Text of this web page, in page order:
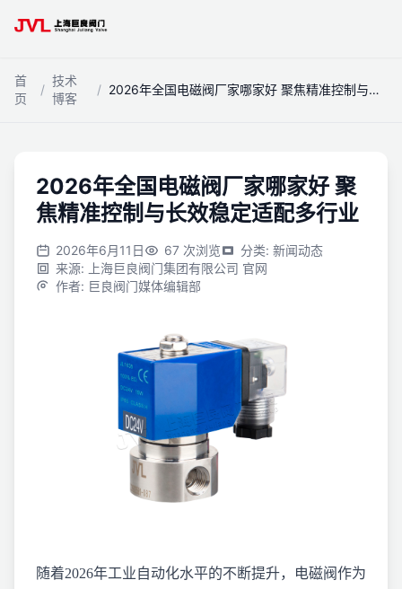
跳到主内容
首
页
/
技术
博客
/ 2026年全国电磁阀厂家哪家好 聚焦精准控制与长效稳定适配多行业
2026年全国电磁阀厂家哪家好 聚
焦精准控制与长效稳定适配多行业
2026年6月11日 67 次浏览 分类: 新闻动态
来源:
上海巨良阀门集团有限公司 官网
作者: 巨良阀门媒体编辑部
随着2026年工业自动化水平的不断提升，电磁阀作为